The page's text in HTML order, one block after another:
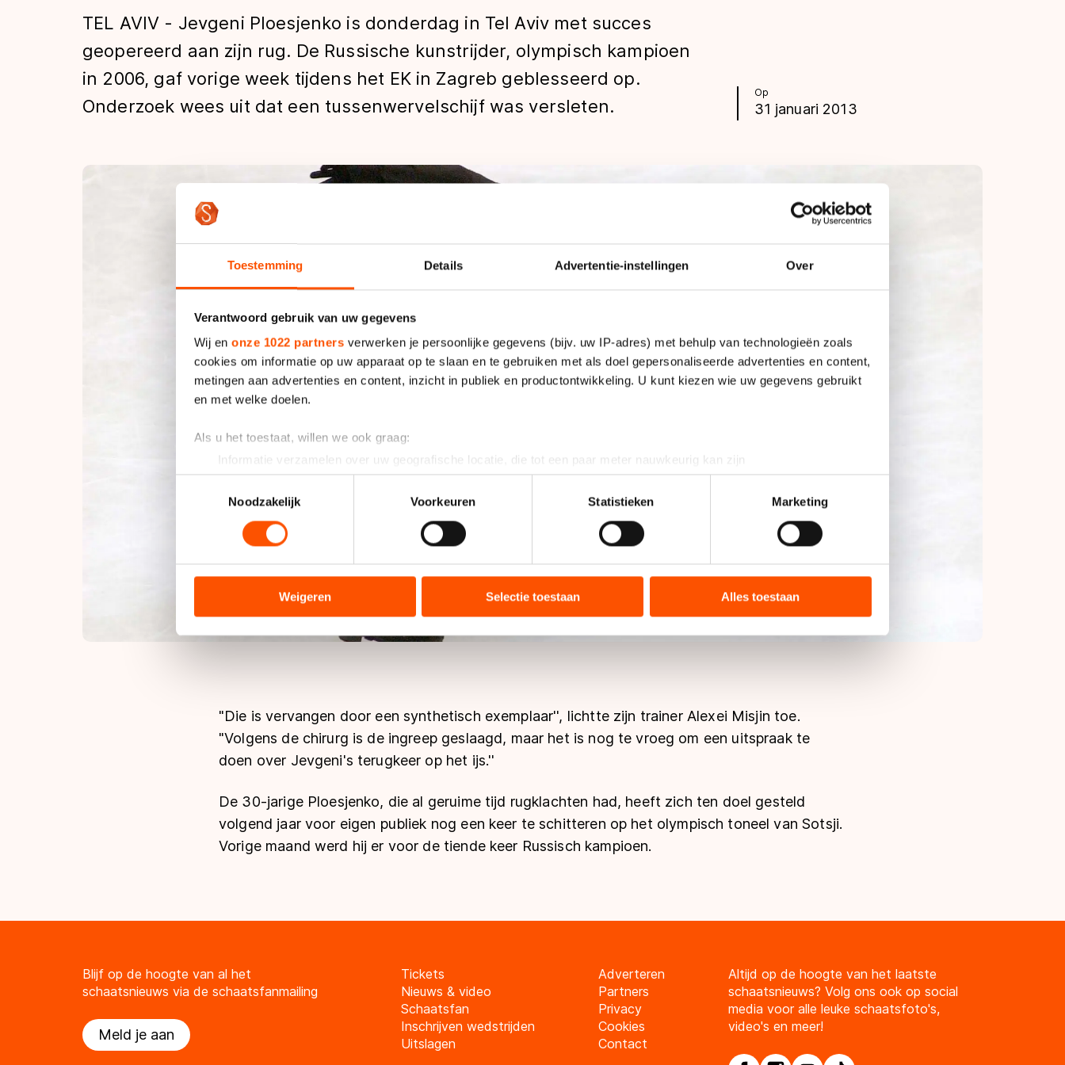
Toestemming Details Advertentie-instellingen Over
Verantwoord gebruik van uw gegevens
Wij en onze 1022 partners verwerken je persoonlijke gegevens (bijv. uw IP-adres) met behulp van technologieën zoals
cookies om informatie op uw apparaat op te slaan en te gebruiken met als doel gepersonaliseerde advertenties en content,
metingen aan advertenties en content, inzicht in publiek en productontwikkeling. U kunt kiezen wie uw gegevens gebruikt
en met welke doelen.
Als u het toestaat, willen we ook graag:
Informatie verzamelen over uw geografische locatie, die tot een paar meter nauwkeurig kan zijn
Uw apparaat identificeren door het actief te scannen op specifieke eigenschappen (fingerprinting)
Lees meer over hoe uw persoonlijke gegevens worden verwerkt en stel uw voorkeuren in het
detailgedeeltein. U kunt uw
toestemming op elk moment wijzigen of intrekken in de Cookieverklaring.
analyseren. We delen informatie over uw gebruik van onze site met onze partners voor social media, advertenties en
analyse. Zij kunnen deze combineren met andere gegevens die u aan hen heeft verstrekt of die zij hebben verzameld via
hun services. Sommige partners kunnen gegevens doorgeven aan landen buiten de EU, zoals de VS, waar mogelijk geen
adequaat beschermingsniveau geldt volgens de GDPR. Door op ‘Toestaan’ te klikken, stemt u in met deze overdracht.
Noodzakelijk
Voorkeuren Statistieken Marketing
Weigeren Selectie toestaan Alles toestaan
Tijden & historie
De weg op
Olympische Spelen
Op
31 januari 2013
TEL AVIV - Jevgeni Ploesjenko is donderdag in Tel Aviv met succes
geopereerd aan zijn rug. De Russische kunstrijder, olympisch kampioen
in 2006, gaf vorige week tijdens het EK in Zagreb geblesseerd op.
Onderzoek wees uit dat een tussenwervelschijf was versleten.
"Die is vervangen door een synthetisch exemplaar'', lichtte zijn trainer Alexei Misjin toe.
"Volgens de chirurg is de ingreep geslaagd, maar het is nog te vroeg om een uitspraak te
doen over Jevgeni's terugkeer op het ijs.''
De 30-jarige Ploesjenko, die al geruime tijd rugklachten had, heeft zich ten doel gesteld
volgend jaar voor eigen publiek nog een keer te schitteren op het olympisch toneel van Sotsji.
Vorige maand werd hij er voor de tiende keer Russisch kampioen.
Blijf op de hoogte van al het
schaatsnieuws via de schaatsfanmailing
Meld je aan
Tickets
Nieuws & video
Schaatsfan
Inschrijven wedstrijden
Uitslagen
Adverteren
Partners
Privacy
Cookies
Contact
Altijd op de hoogte van het laatste
schaatsnieuws? Volg ons ook op social
media voor alle leuke schaatsfoto's,
video's en meer!